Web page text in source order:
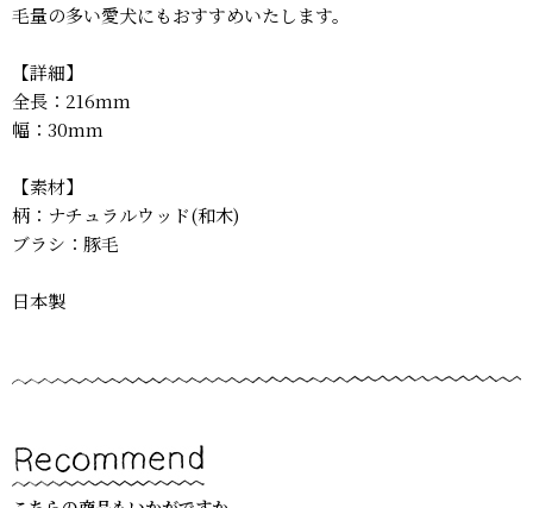
毛量の多い愛犬にもおすすめいたします。
【詳細】
全長：216mm
幅：30mm
【素材】
柄：ナチュラルウッド(和木)
ブラシ：豚毛
日本製